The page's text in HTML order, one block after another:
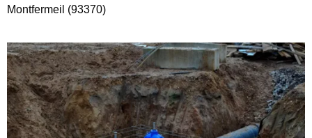
Montfermeil (93370)